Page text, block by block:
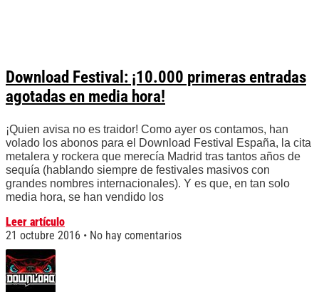
Download Festival: ¡10.000 primeras entradas
agotadas en media hora!
¡Quien avisa no es traidor! Como ayer os contamos, han
volado los abonos para el Download Festival España, la cita
metalera y rockera que merecía Madrid tras tantos años de
sequía (hablando siempre de festivales masivos con
grandes nombres internacionales). Y es que, en tan solo
media hora, se han vendido los
Leer artículo
21 octubre 2016
No hay comentarios